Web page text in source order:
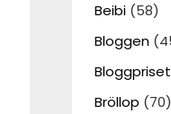
Beibi(58)
Bloggen
Bloggpriset
Bröllop (70)